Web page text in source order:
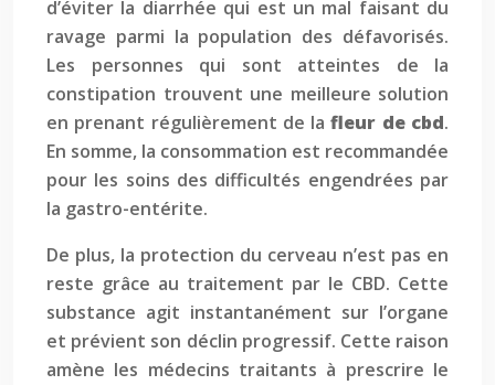
d’éviter la diarrhée qui est un mal faisant du
ravage parmi la population des défavorisés.
Les personnes qui sont atteintes de la
constipation trouvent une meilleure solution
en prenant régulièrement de lafleur de cbd.
En somme, la consommation est recommandée
pour les soins des difficultés engendrées par
la gastro-entérite.
De plus, la protection du cerveau n’est pas en
reste grâce au traitement par le CBD. Cette
substance agit instantanément sur l’organe
et prévient son déclin progressif. Cette raison
amène les médecins traitants à prescrire le